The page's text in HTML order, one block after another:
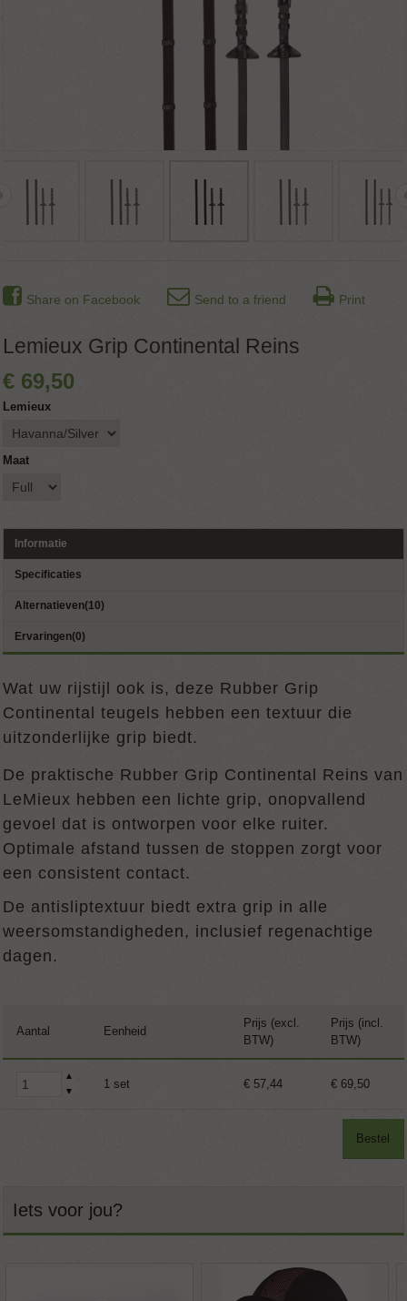
Share on Facebook Send to a friend Print
Lemieux Grip Continental Reins
€ 69,50
Lemieux
Maat
Informatie
Specificaties
Alternatieven(10)
Ervaringen(0)
Wat uw rijstijl ook is, deze Rubber Grip
Continental teugels hebben een textuur die
uitzonderlijke grip biedt.
De praktische Rubber Grip Continental Reins van
LeMieux hebben een lichte grip, onopvallend
gevoel dat is ontworpen voor elke ruiter.
Optimale afstand tussen de stoppen zorgt voor
een consistent contact.
De antisliptextuur biedt extra grip in alle
weersomstandigheden, inclusief regenachtige
dagen.
Aantal Eenheid
Prijs (excl.
BTW)
Prijs (incl.
BTW)
▲
▼
1 set € 57,44 € 69,50
Bestel
Iets voor jou?